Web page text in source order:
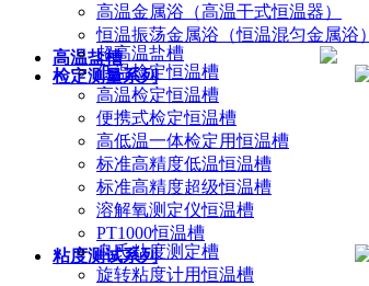
高温金属浴（高温干式恒温器）
恒温振荡金属浴（恒温混匀金属浴）
高温盐槽超高温盐槽
检定测量系列
低温检定恒温槽
高温检定恒温槽
便携式检定恒温槽
高低温一体检定用恒温槽
标准高精度低温恒温槽
标准高精度超级恒温槽
溶解氧测定仪恒温槽
PT1000恒温槽
粘度测试系列
乌氏粘度测定槽
旋转粘度计用恒温槽